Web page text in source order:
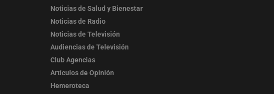
Noticias de Salud y Bienestar
Noticias de Radio
Noticias de Televisión
Audiencias de Televisión
Club Agencias
Artículos de Opinión
Hemeroteca